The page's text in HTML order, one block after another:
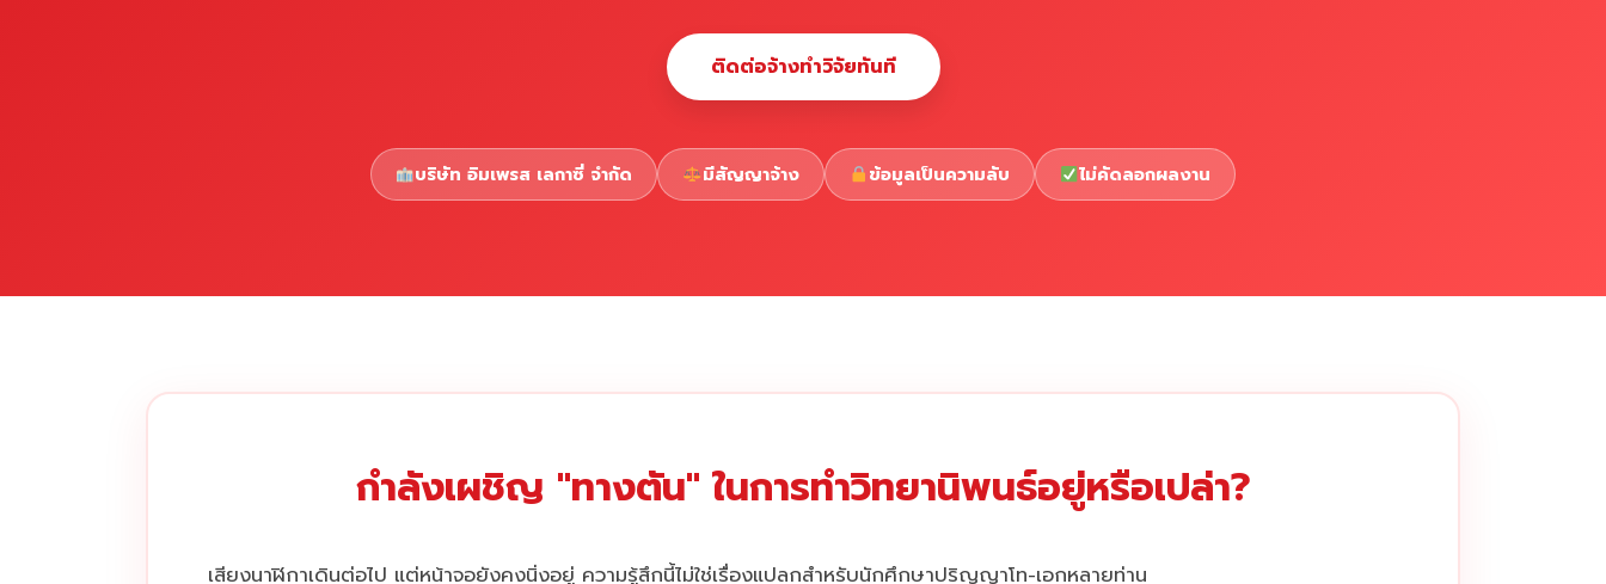
ติดต่อจ้างทำวิจัยทันที
บริษัท อิมเพรส เลกาซี่ จำกัด มีสัญญาจ้าง ข้อมูลเป็นความลับ ไม่คัดลอกผลงาน
กำลังเผชิญ "ทางตัน" ในการทำวิทยานิพนธ์อยู่หรือเปล่า?
เสียงนาฬิกาเดินต่อไป แต่หน้าจอยังคงนิ่งอยู่ ความรู้สึกนี้ไม่ใช่เรื่องแปลกสำหรับนักศึกษาปริญญาโท-เอกหลายท่าน